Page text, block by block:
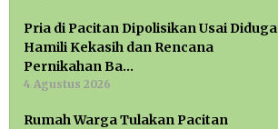
Pria di Pacitan Dipolisikan Usai Diduga
Hamili Kekasih dan Rencana
Pernikahan Ba…
4 Agustus 2026
Rumah Warga Tulakan Pacitan